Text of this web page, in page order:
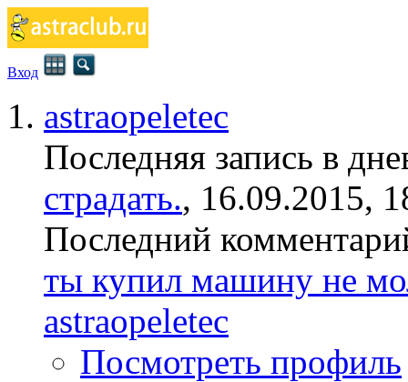
Вход
astraopeletec
Последняя запись в
страдать., 16.09.2015,
Последний
ты купил машину не
astraopeletec
Посмотреть профиль